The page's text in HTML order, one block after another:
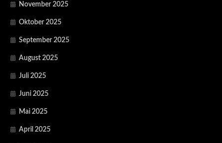
November 2025
Oktober 2025
September 2025
August 2025
Juli 2025
Juni 2025
Mai 2025
April 2025